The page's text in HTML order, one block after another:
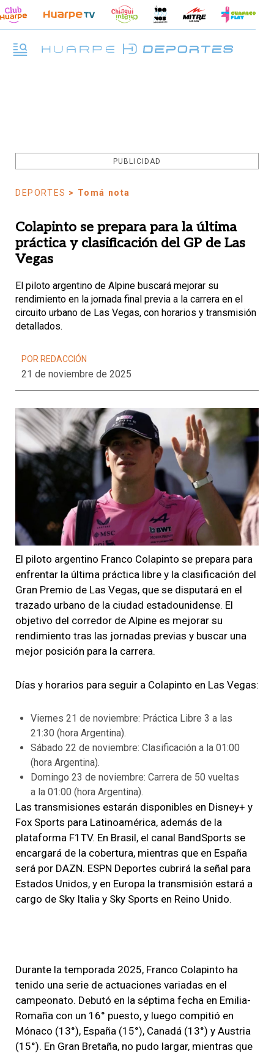
PUBLICIDAD
DEPORTES > Tomá nota
Colapinto se prepara para la última
práctica y clasificación del GP de Las
Vegas
El piloto argentino de Alpine buscará mejorar su
rendimiento en la jornada final previa a la carrera en el
circuito urbano de Las Vegas, con horarios y transmisión
detallados.
POR REDACCIÓN
21 de noviembre de 2025
El piloto argentino Franco Colapinto se prepara para
enfrentar la última práctica libre y la clasificación del
Gran Premio de Las Vegas, que se disputará en el
trazado urbano de la ciudad estadounidense. El
objetivo del corredor de Alpine es mejorar su
rendimiento tras las jornadas previas y buscar una
mejor posición para la carrera.
Días y horarios para seguir a Colapinto en Las Vegas:
Viernes 21 de noviembre: Práctica Libre 3 a las
21:30 (hora Argentina).
Sábado 22 de noviembre: Clasificación a la 01:00
(hora Argentina).
Domingo 23 de noviembre: Carrera de 50 vueltas
a la 01:00 (hora Argentina).
Las transmisiones estarán disponibles en Disney+ y
Fox Sports para Latinoamérica, además de la
plataforma F1TV. En Brasil, el canal BandSports se
encargará de la cobertura, mientras que en España
será por DAZN. ESPN Deportes cubrirá la señal para
Estados Unidos, y en Europa la transmisión estará a
cargo de Sky Italia y Sky Sports en Reino Unido.
Durante la temporada 2025, Franco Colapinto ha
tenido una serie de actuaciones variadas en el
campeonato. Debutó en la séptima fecha en Emilia-
Romaña con un 16° puesto, y luego compitió en
Mónaco (13°), España (15°), Canadá (13°) y Austria
(15°). En Gran Bretaña, no pudo largar, mientras que